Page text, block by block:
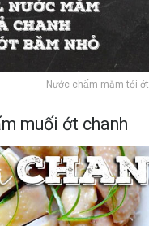
Nước chấm mắm tỏi ớt
muối ớt chanh